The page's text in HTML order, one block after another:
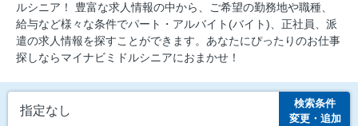
ルシニア！ 豊富な求人情報の中から、ご希望の勤務地や職種、
給与など様々な条件でパート・アルバイト(バイト)、正社員、派
遣の求人情報を探すことができます。あなたにぴったりのお仕事
探しならマイナビミドルシニアにおまかせ！
指定なし
検索条件
変更・追加